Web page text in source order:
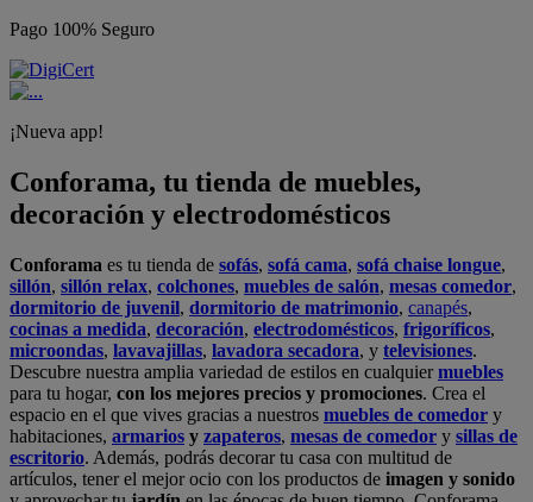
Pago 100% Seguro
¡Nueva app!
Conforama, tu tienda de muebles,
decoración y electrodomésticos
Conforama es tu tienda de sofás, sofá cama, sofá chaise longue,
sillón, sillón relax, colchones, muebles de salón, mesas comedor,
dormitorio de juvenil, dormitorio de matrimonio, canapés,
cocinas a medida, decoración, electrodomésticos, frigoríficos,
microondas, lavavajillas, lavadora secadora, y televisiones.
Descubre nuestra amplia variedad de estilos en cualquiermuebles
para tu hogar, con los mejores precios y promociones. Crea el
espacio en el que vives gracias a nuestros muebles de comedor y
habitaciones, armarios y zapateros, mesas de comedor y sillas de
escritorio. Además, podrás decorar tu casa con multitud de
artículos, tener el mejor ocio con los productos de imagen y sonido